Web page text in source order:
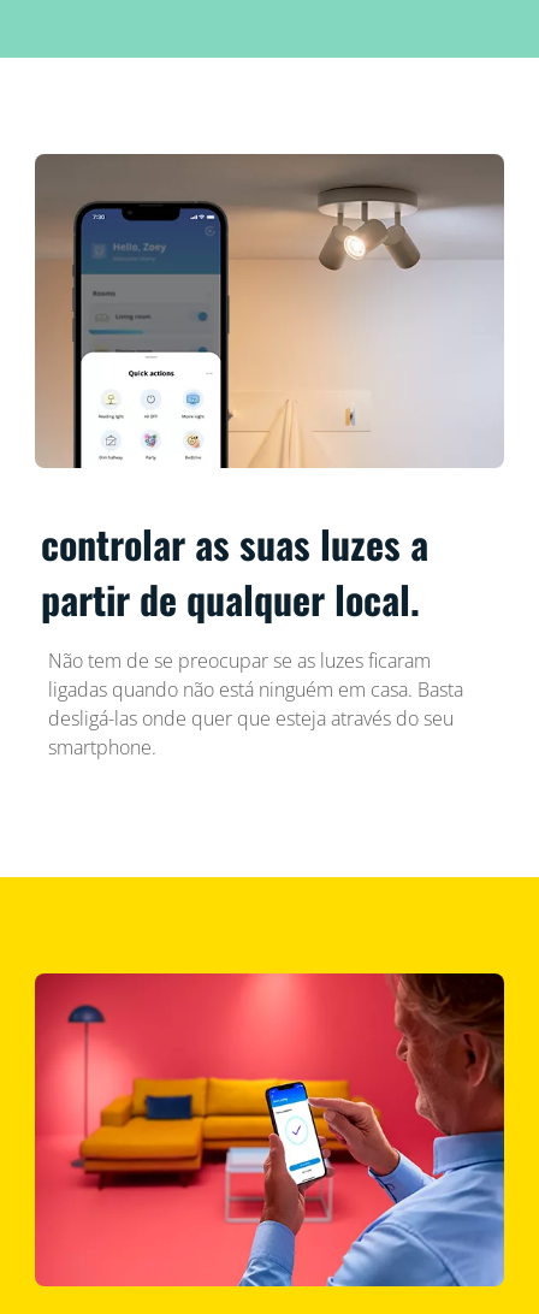
controlar as suas luzes a
partir de qualquer local.
Não tem de se preocupar se as luzes ficaram
ligadas quando não está ninguém em casa. Basta
desligá-las onde quer que esteja através do seu
smartphone.